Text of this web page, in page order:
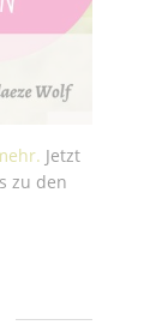
Jetzt
zu den